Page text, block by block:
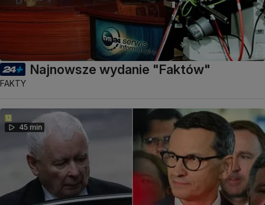
Najnowsze wydanie "Faktów"
FAKTY
45 min